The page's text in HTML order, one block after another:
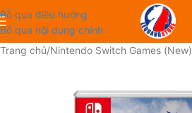
Bỏ qua điều hướng
Bỏ qua nội dung chính
Trang chủ/Nintendo Switch Games (New)